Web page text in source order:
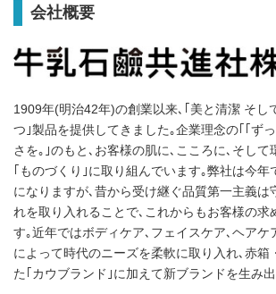
会社概要
1909年(明治42年)の創業以来､｢美と清潔 そし
つ｣製品を提供してきました｡企業理念の｢｢ず
さを｡｣のもと､お客様の肌に､こころに､そして
｢ものづくり｣に取り組んでいます｡弊社は今年
になりますが､昔から受け継ぐ品質第一主義は
れを取り入れることで､これからもお客様の求
す｡近年ではボディケア､フェイスケア､ヘアケ
によって時代のニーズを柔軟に取り入れ､赤箱
た｢カウブランド｣に加えて新ブランドを生み出